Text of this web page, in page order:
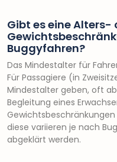
Gibt es eine Alters-
Buggyfahren?
Das Mindestalter für
Für Passagiere (in
Mindestalter geben, oft
Begleitung eines
diese variieren je nach
abgeklärt werden.